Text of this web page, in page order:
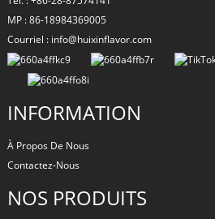
MP : 86-18984369005
Courriel : info@huixinflavor.com
INFORMATION
À Propos De Nous
Contactez-Nous
NOS PRODUITS